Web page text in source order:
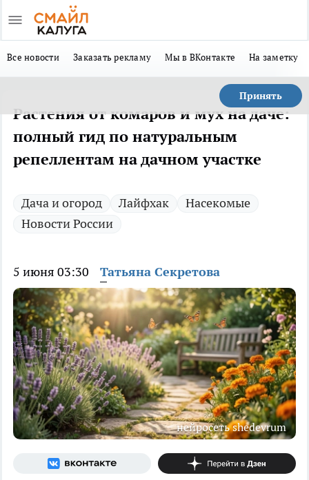
Все новости Заказать рекламу Мы в ВКонтакте На заметку
Принять
Растения от комаров и мух на даче:
полный гид по натуральным
репеллентам на дачном участке
Дача и огород Лайфхак
Насекомые
Новости России
5 июня 03:30 Татьяна Секретова
нейросеть shedevrum